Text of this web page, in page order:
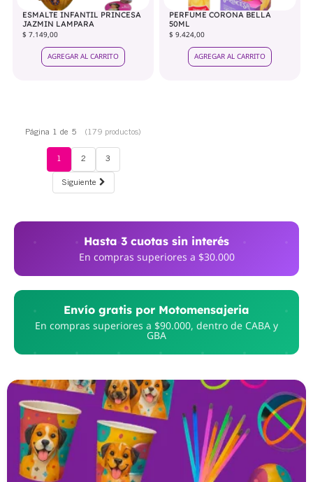
ESMALTE INFANTIL PRINCESA
JAZMIN LAMPARA
$ 7.149,00
AGREGAR AL CARRITO
PERFUME CORONA BELLA
50ML
$ 9.424,00
AGREGAR AL CARRITO
Página 1 de 5 (179 productos)
1 2 3
Siguiente
Hasta 3 cuotas sin interés
En compras superiores a $30.000
Envío gratis por Motomensajeria
En compras superiores a $90.000, dentro de CABA y
GBA